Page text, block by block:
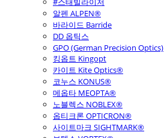
알펜 ALPEN®
바라이드 Barride
DD 옵틱스
GPO (German Precision Optics)
킹옵트 Kingopt
카이트 Kite Optics®
코누스 KONUS®
메옵타 MEOPTA®
노블렉스 NOBLEX®
옵티크론 OPTICRON®
사이트마크 SIGHTMARK®